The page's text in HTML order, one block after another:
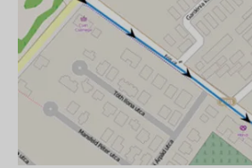
ett SMS-kreditkort som du hittar
i vår webbutik.
Enhetsbeskrivningarna och
webbplatsen är baserade på
publicerad av tillverkaren, som
korrekt eller felfri. Tillverkaren
rätten att ändra vissa